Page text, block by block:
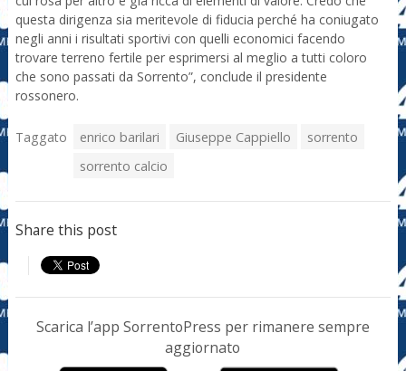
questa dirigenza sia meritevole di fiducia perché ha coniugato
negli anni i risultati sportivi con quelli economici facendo
trovare terreno fertile per esprimersi al meglio a tutti coloro
che sono passati da Sorrento”, conclude il presidente
rossonero.
Taggato enrico barilari Giuseppe Cappiello
sorrento
sorrento calcio
Share this post
Scarica l’app SorrentoPress per rimanere sempre
aggiornato